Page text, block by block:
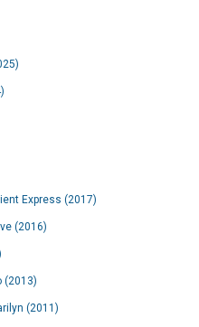
Express (2017)
(2016)
(2013)
(2011)